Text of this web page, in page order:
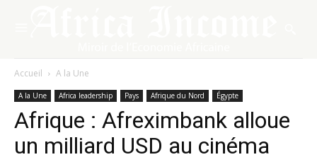
Accueil A la Une
A la Une Africa leadership Pays Afrique du Nord Égypte
Afrique : Afreximbank alloue
un milliard USD au cinéma